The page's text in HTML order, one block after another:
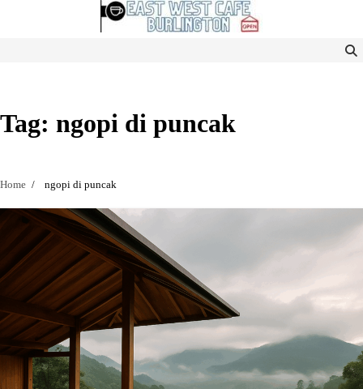
Tag: ngopi di puncak
Home ngopi di puncak